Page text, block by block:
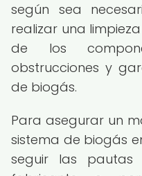
según sea
realizar una
de los
obstrucciones y
de biogás.
Para asegurar un
sistema de biogás
seguir las pautas